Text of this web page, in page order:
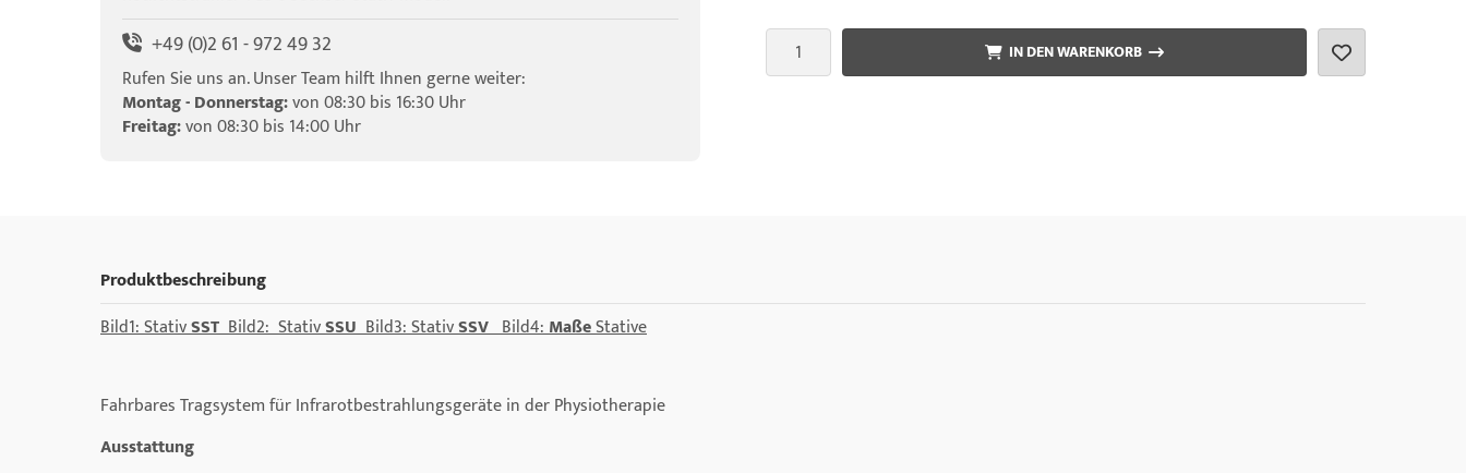
+49 (0)2 61 - 972 49 32
Rufen Sie uns an. Unser Team hilft Ihnen gerne weiter:
Montag - Donnerstag:von 08:30 bis 16:30 Uhr
Freitag:von 08:30 bis 14:00 Uhr
IN DEN WARENKORB
Produktbeschreibung
Bild1: StativSSTBild2: StativSSUBild3: StativSSVBild4:MaßeStative
Fahrbares Tragsystem für Infrarotbestrahlungsgeräte in der Physiotherapie
Ausstattung